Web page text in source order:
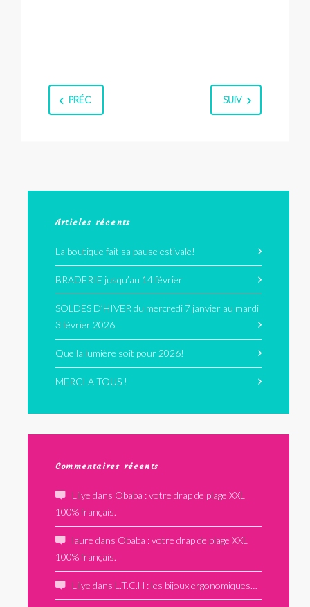
PRÉC SUIV
Articles récents
La boutique fait sa pause estivale!
BRADERIE jusqu’au 14 février
SOLDES D’HIVER du mercredi 7 janvier au mardi
3 février 2026
Que la lumière soit pour 2026!
MERCI A TOUS !
Commentaires récents
Lilye dans Obaba : votre drap de plage XXL
100% français.
laure dans Obaba : votre drap de plage XXL
100% français.
Lilye dans L.T.C.H : les bijoux ergonomiques…